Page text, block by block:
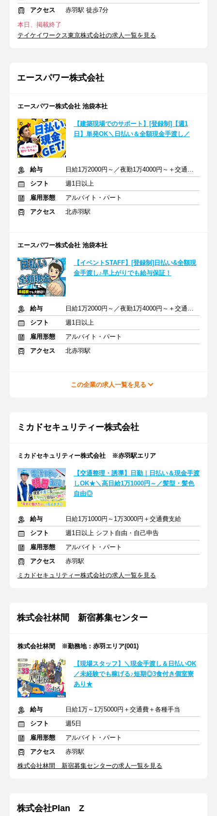
アクセス
赤羽駅 徒歩7分
本日、掲載終了
テイケイワークス東京株式会社の求人一覧を見る
エースパワー株式会社
エースパワー株式会社 池袋本社
【建築現場でのサポート】[登録制]【週1
日】単発OK＼日払い＆全額現金手渡し／
給与
日給1万2000円～／夜勤1万4000円～＋交通費＋各種手当
シフト
週1日以上
雇用形態
アルバイト・パート
アクセス
北赤羽駅
エースパワー株式会社 池袋本社
【イベントSTAFF】[登録制]日払い&全額現
金手渡し♪早上がりでも給与保証！
給与
日給1万2000円～／夜勤1万4000円～＋交通費＋各種手当
シフト
週1日以上
雇用形態
アルバイト・パート
アクセス
北赤羽駅
この企業の求人一覧を見る
ミカドセキュリティー株式会社
ミカドセキュリティー株式会社 ※赤羽駅エリア
【交通整理・誘導】日勤｜日払い＆現金手渡
しOK★＼高日給1万1000円～／髪型・髪色
自由◎
給与
日給1万1000円～1万3000円＋交通費支給
シフト
週1日以上 シフト自由・自己申告
雇用形態
アルバイト・パート
アクセス
赤羽駅
ミカドセキュリティー株式会社の求人一覧を見る
株式会社林間 新宿募集センター
株式会社林間 ※勤務地：赤羽エリア(001)
【現場スタッフ】＼現金手渡し＆日払いOK
／未経験でも稼げる♪短期◎3食付き個室寮
あり★
給与
日給1万～1万5000円＋交通費＋各種手当
シフト
週5日
雇用形態
アルバイト・パート
アクセス
赤羽駅
株式会社林間 新宿募集センターの求人一覧を見る
株式会社Plan Z